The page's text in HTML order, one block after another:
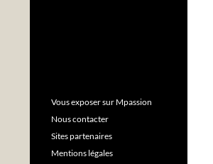
Vous exposer sur Mpassion
Nous contacter
Sites partenaires
Mentions légales